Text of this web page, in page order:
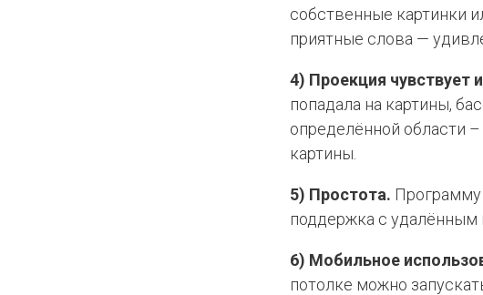
собственные картинки
приятные слова —
4) Проекция чувствует
попадала на картины,
определённой области
картины.
5) Простота. Программу
поддержка с
6) Мобильное
потолке можно